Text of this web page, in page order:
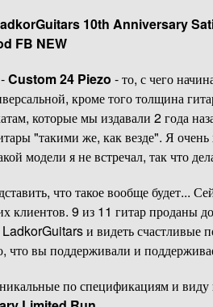
10th Anniversary
FB NEW
Custom 24 Piezo - то, с чего
кроме того толщина
которые мы издавали 2 года
"такими же, как везде". Я
модели я не встречал, так что
что такое вообще будет...
9 из 11 гитар проданы
и видеть счастливые
что вы поддерживали и
по спецификациям и виду